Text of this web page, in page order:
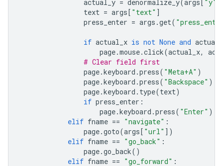
actual_y = denormalize_y(args "y"
text = args[ "text" ]
press_enter = args .get(
if actual_x is not None and
page.mouse.click(actual_x,
# Clear field first
page.keyboard .press( "Meta+A" )
page.keyboard .press( "Backspace" )
page.keyboard . type(text)
if press_enter :
page.keyboard .press( "Enter" )
elif fname == "navigate" :
page.goto(args[ "url" ])
elif fname == "go_back" :
page.go_back()
elif fname == "go_forward" :